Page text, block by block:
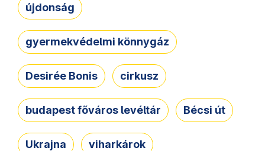
újdonság
gyermekvédelmi könnygáz
Desirée Bonis cirkusz
budapest főváros levéltár Bécsi út
Ukrajna viharkárok